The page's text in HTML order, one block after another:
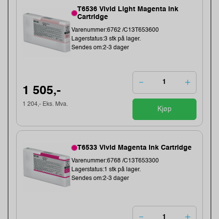
T6536 Vivid Light Magenta Ink
Cartridge
Varenummer:6762 /C13T653600
Lagerstatus:3 stk på lager.
Sendes om:2-3 dager
1 505,-
1 204,- Eks. Mva.
Kjøp
T6533 Vivid Magenta Ink Cartridge
Varenummer:6768 /C13T653300
Lagerstatus:1 stk på lager.
Sendes om:2-3 dager